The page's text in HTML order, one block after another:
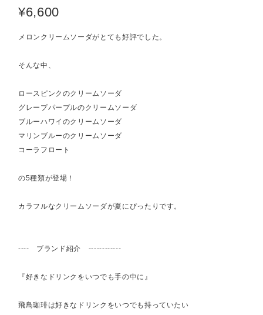
¥6,600
メロンクリームソーダがとても好評でした。
そんな中、
ロースピンクのクリームソーダ
グレープパープルのクリームソーダ
ブルーハワイのクリームソーダ
マリンブルーのクリームソーダ
コーラフロート
の5種類が登場！
カラフルなクリームソーダが夏にぴったりです。
---- ブランド紹介 ------------
『好きなドリンクをいつでも手の中に』
飛鳥珈琲は好きなドリンクをいつでも持っていたい